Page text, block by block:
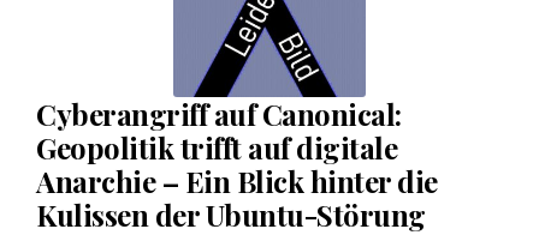
Cyberangriff auf Canonical:
Geopolitik trifft auf digitale
Anarchie – Ein Blick hinter die
Kulissen der Ubuntu-Störung